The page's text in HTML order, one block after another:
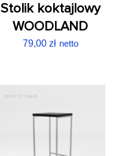
Stolik koktajlowy
WOODLAND
79,00 zł netto